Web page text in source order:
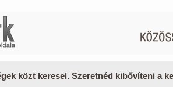
közt keresel. Szeretnéd kibővíteni a